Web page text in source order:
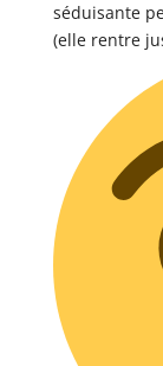
séduisante
(elle rentre